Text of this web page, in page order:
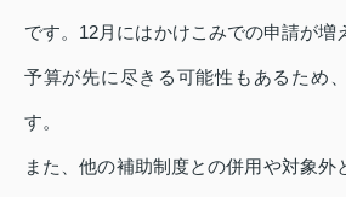
です。12月にはかけこみでの申請が増
予算が先に尽きる可能性もあるため
す。
また、他の補助制度との併用や対象外